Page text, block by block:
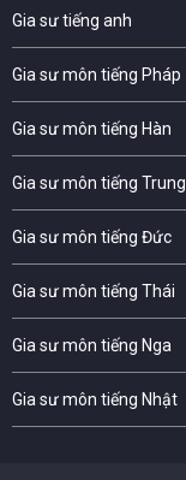
Gia sư tiếng anh
Gia sư môn tiếng Pháp
Gia sư môn tiếng Hàn
Gia sư môn tiếng Trung
Gia sư môn tiếng Đức
Gia sư môn tiếng Thái
Gia sư môn tiếng Nga
Gia sư môn tiếng Nhật